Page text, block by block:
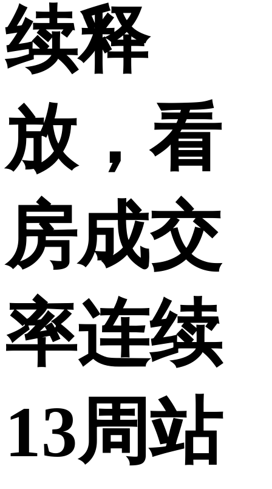
续释
放，看
房成交
率连续
13周站